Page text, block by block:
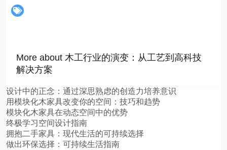
More about 木工行业的演变：从工艺到高科技
解决方案
设计中的正念：通过深思熟虑的创造力培养意识
用模块化木家具改变你的空间：技巧和趋势
模块化木家具在动态空间中的优势
终极学习空间设计指南
拥抱二手家具：现代生活的可持续选择
做出环保选择：可持续生活指南